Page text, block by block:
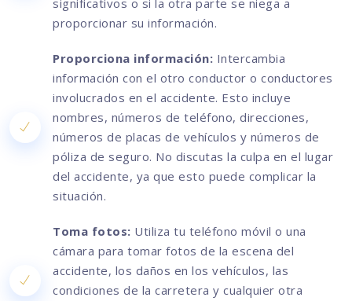
significativos o si la otra parte se niega a
proporcionar su información.
Proporciona información: Intercambia
información con el otro conductor o conductores
involucrados en el accidente. Esto incluye
nombres, números de teléfono, direcciones,
números de placas de vehículos y números de
póliza de seguro. No discutas la culpa en el lugar
del accidente, ya que esto puede complicar la
situación.
Toma fotos: Utiliza tu teléfono móvil o una
cámara para tomar fotos de la escena del
accidente, los daños en los vehículos, las
condiciones de la carretera y cualquier otra